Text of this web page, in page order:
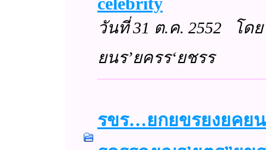
วันที่ 31 ต.ค. 2552 โดย
ยนร’ยครร‘ยชรร
รขร…ยกยขรยงยคยน